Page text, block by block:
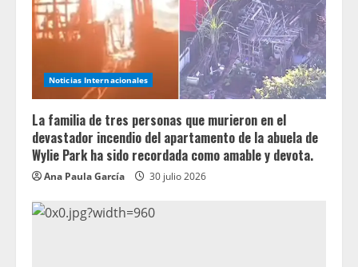
Noticias Internacionales
La familia de tres personas que murieron en el
devastador incendio del apartamento de la abuela de
Wylie Park ha sido recordada como amable y devota.
Ana Paula García 30 julio 2026